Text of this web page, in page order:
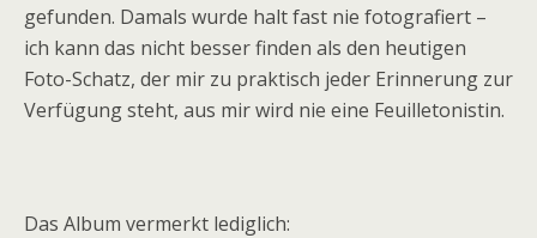
gefunden. Damals wurde halt fast nie fotografiert –
ich kann das nicht besser finden als den heutigen
Foto-Schatz, der mir zu praktisch jeder Erinnerung zur
Verfügung steht, aus mir wird nie eine Feuilletonistin.
Das Album vermerkt lediglich: